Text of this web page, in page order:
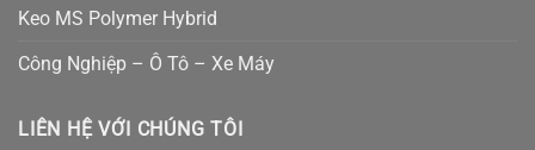
Keo MS Polymer Hybrid
Công Nghiệp – Ô Tô – Xe Máy
LIÊN HỆ VỚI CHÚNG TÔI